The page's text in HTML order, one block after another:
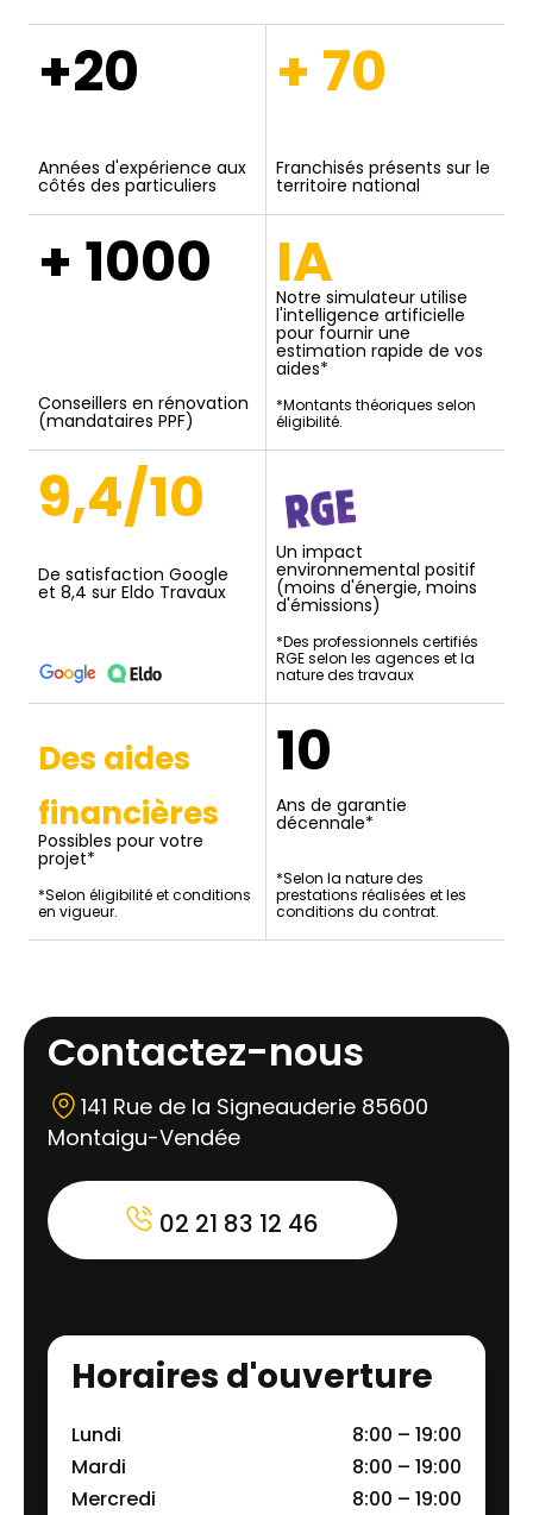
+20
Années d'expérience aux
côtés des particuliers
+ 70
Franchisés présents sur le
territoire national
+ 1000
Conseillers en rénovation
(mandataires PPF)
IA
Notre simulateur utilise
l'intelligence artificielle
pour fournir une
estimation rapide de vos
aides*
*Montants théoriques selon
éligibilité.
9,4/10
De satisfaction Google
et 8,4 sur Eldo Travaux
Un impact
environnemental positif
(moins d'énergie, moins
d'émissions)
*Des professionnels certifiés
RGE selon les agences et la
nature des travaux
Des aides
financières
Possibles pour votre
projet*
*Selon éligibilité et conditions
en vigueur.
10
Ans de garantie
décennale*
*Selon la nature des
prestations réalisées et les
conditions du contrat.
Contactez-nous
141 Rue de la Signeauderie 85600
Montaigu-Vendée
02 21 83 12 46
Horaires d'ouverture
Lundi
8:00 – 19:00
Mardi
8:00 – 19:00
Mercredi
8:00 – 19:00